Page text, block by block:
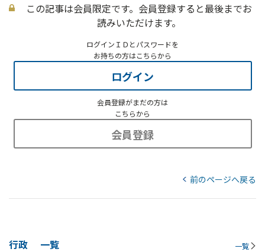
この記事は会員限定です。会員登録すると最後までお
読みいただけます。
ログインＩＤとパスワードを
お持ちの方はこちらから
ログイン
会員登録がまだの方は
こちらから
会員登録
前のページへ戻る
行政 一覧 一覧